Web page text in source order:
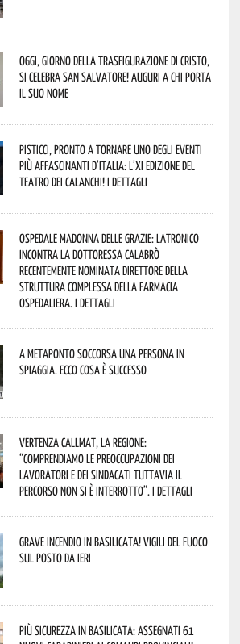
Oggi, giorno della Trasfigurazione di Cristo,
si celebra San Salvatore! Auguri a chi porta
il suo nome
Pisticci, pronto a tornare uno degli eventi
più affascinanti d’Italia: l’XI edizione del
Teatro dei Calanchi! I dettagli
Ospedale Madonna delle Grazie: Latronico
incontra la dottoressa Calabrò
recentemente nominata Direttore della
Struttura Complessa della Farmacia
Ospedaliera. I dettagli
A Metaponto soccorsa una persona in
spiaggia. Ecco cosa è successo
Vertenza CallMat, la Regione:
“comprendiamo le preoccupazioni dei
lavoratori e dei sindacati tuttavia il
percorso non si è interrotto”. I dettagli
Grave incendio in Basilicata! Vigili del fuoco
sul posto da ieri
Più sicurezza in Basilicata: assegnati 61